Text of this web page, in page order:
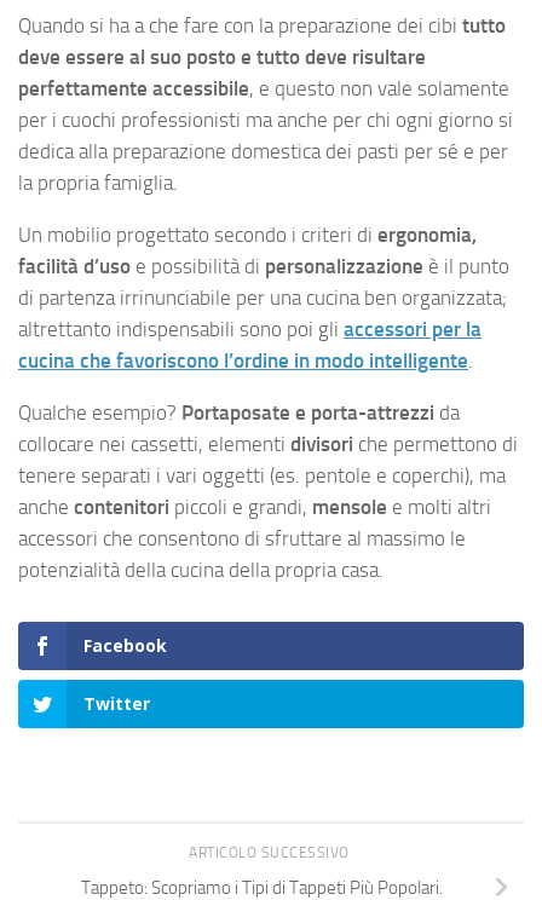
Quando si ha a che fare con la preparazione dei cibi tutto
deve essere al suo posto e tutto deve risultare
perfettamente accessibile, e questo non vale solamente
per i cuochi professionisti ma anche per chi ogni giorno si
dedica alla preparazione domestica dei pasti per sé e per
la propria famiglia.
Un mobilio progettato secondo i criteri di ergonomia,
facilità d’uso e possibilità di personalizzazione è il punto
di partenza irrinunciabile per una cucina ben organizzata;
altrettanto indispensabili sono poi gli accessori per la
cucina che favoriscono l’ordine in modo intelligente.
Qualche esempio? Portaposate e porta-attrezzi da
collocare nei cassetti, elementi divisori che permettono di
tenere separati i vari oggetti (es. pentole e coperchi), ma
anche contenitori piccoli e grandi, mensole e molti altri
accessori che consentono di sfruttare al massimo le
potenzialità della cucina della propria casa.
Facebook
Twitter
ARTICOLO SUCCESSIVO
Tappeto: Scopriamo i Tipi di Tappeti Più Popolari.